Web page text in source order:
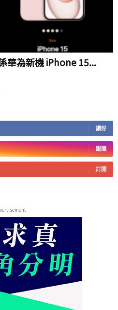
華為新機 iPhone 15...
讚好
跟隨
訂閱
-